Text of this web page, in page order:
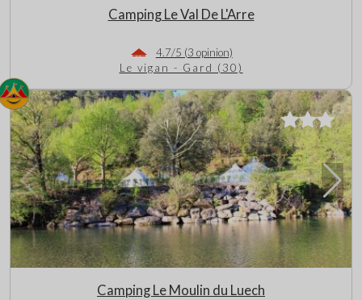
Camping Le Val De L'Arre
4.7/5 (3 opinion)
Le vigan - Gard (30)
Camping Le Moulin du Luech